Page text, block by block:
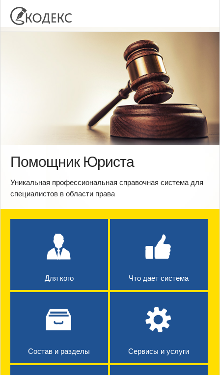
Помощник Юриста
Уникальная профессиональная справочная система для
специалистов в области права
Для кого Что дает система
Состав и разделы Сервисы и услуги